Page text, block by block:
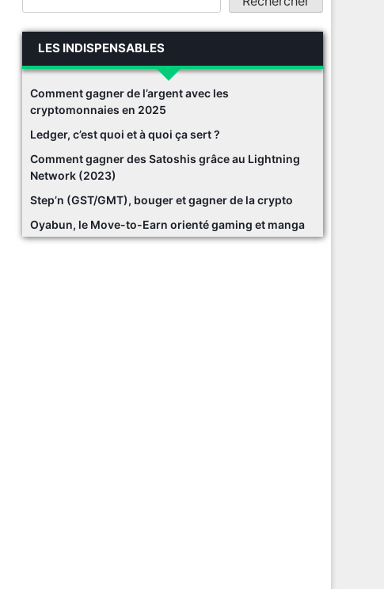
LES INDISPENSABLES
Comment gagner de l’argent avec les
cryptomonnaies en 2025
Ledger, c’est quoi et à quoi ça sert ?
Comment gagner des Satoshis grâce au Lightning
Network (2023)
Step’n (GST/GMT), bouger et gagner de la crypto
Oyabun, le Move-to-Earn orienté gaming et manga